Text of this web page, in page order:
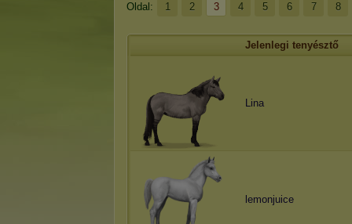
Oldal: 1 2 3 4 5 6 7 8
Jelenlegi tenyésztő
Lina
lemonjuice